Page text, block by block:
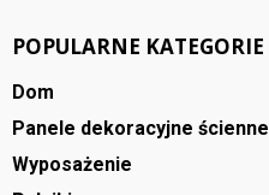
POPULARNE KATEGORIE
Dom
Panele dekoracyjne ścienne
Wyposażenie